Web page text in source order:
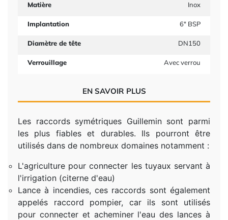
Matière Inox
Implantation 6" BSP
Diamètre de tête DN150
Verrouillage Avec verrou
EN SAVOIR PLUS
Les raccords symétriques Guillemin sont parmi
les plus fiables et durables. Ils pourront être
utilisés dans de nombreux domaines notamment :
L'agriculture pour connecter les tuyaux servant à
l'irrigation (citerne d'eau)
Lance à incendies, ces raccords sont également
appelés raccord pompier, car ils sont utilisés
pour connecter et acheminer l'eau des lances à